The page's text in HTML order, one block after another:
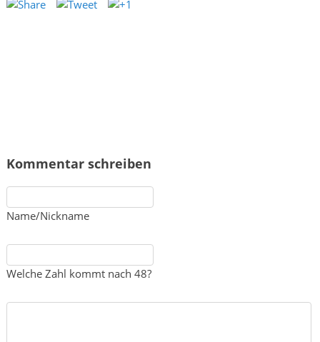
Kommentar schreiben
Name/Nickname
Welche Zahl kommt nach 48?